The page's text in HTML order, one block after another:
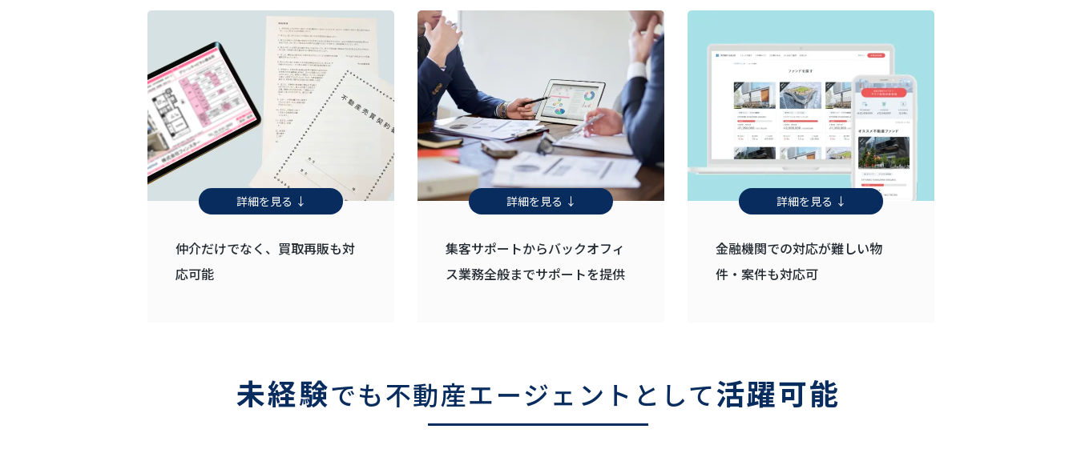
詳細を見る ↓
仲介だけでなく、買取再販も対
応可能
詳細を見る ↓
集客サポートからバックオフィ
ス業務全般までサポートを提供
詳細を見る ↓
金融機関での対応が難しい物
件・案件も対応可
未経験でも不動産エージェントとして活躍可能